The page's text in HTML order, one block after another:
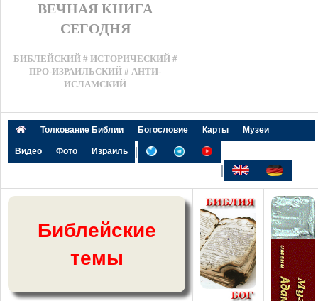
ВЕЧНАЯ КНИГА
СЕГОДНЯ
БИБЛЕЙСКИЙ # ИСТОРИЧЕСКИЙ #
ПРО-ИЗРАИЛЬСКИЙ # АНТИ-
ИСЛАМСКИЙ
Толкование Библии Богословие Карты Музеи
Видео Фото Израиль
|
|
Библейские
темы